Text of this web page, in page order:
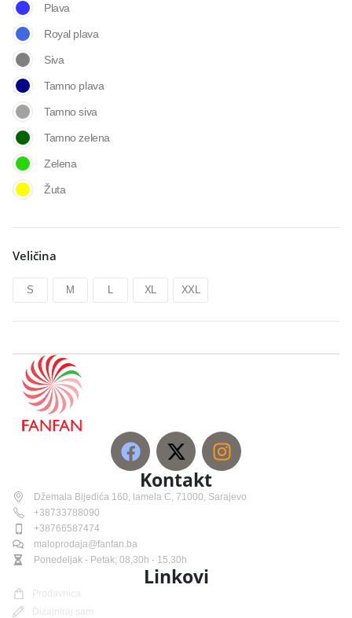
Plava
Royal plava
Siva
Tamno plava
Tamno siva
Tamno zelena
Zelena
Žuta
Veličina
S M L XL XXL
Kontakt
Džemala Bijedića 160, lamela C, 71000, Sarajevo
+38733788090
+38766587474
maloprodaja@fanfan.ba
Ponedeljak - Petak; 08,30h - 15,30h
Linkovi
Prodavnica
Dizajniraj sam